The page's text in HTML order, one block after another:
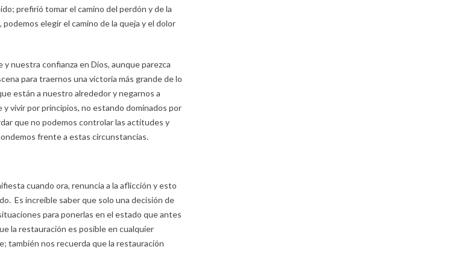
prefirió tomar el camino del perdón y de la
elegir el camino de la queja y el dolor
nuestra confianza en Dios, aunque parezca
para traernos una victoria más grande de lo
están a nuestro alrededor y negarnos a
vivir por principios, no estando dominados por
que no podemos controlar las actitudes y
frente a estas circunstancias.
cuando ora, renuncia a la aflicción y esto
Es increíble saber que solo una decisión de
para ponerlas en el estado que antes
la restauración es posible en cualquier
también nos recuerda que la restauración